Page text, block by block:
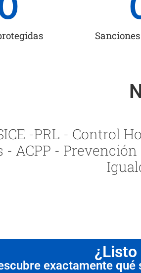
-PRL - Control
- ACPP -
exactamente